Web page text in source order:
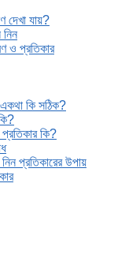
দেখা যায়?
ও প্রতিকার
কি সঠিক?
প্রতিকার কি?
প্রতিকারের উপায়